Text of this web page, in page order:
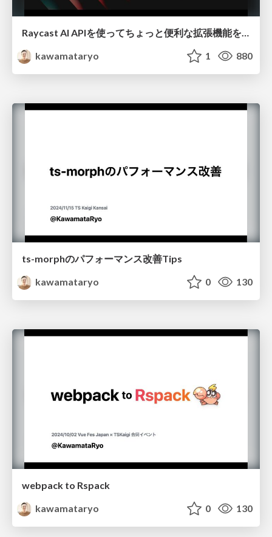
Raycast AI APIを使ってちょっと便利な拡張機能を作ってみた / created-a-handy-extension-using-the-raycast-ai-api
kawamataryo
1 880
ts-morphのパフォーマンス改善Tips
kawamataryo
0 130
webpack to Rspack
kawamataryo
0 130